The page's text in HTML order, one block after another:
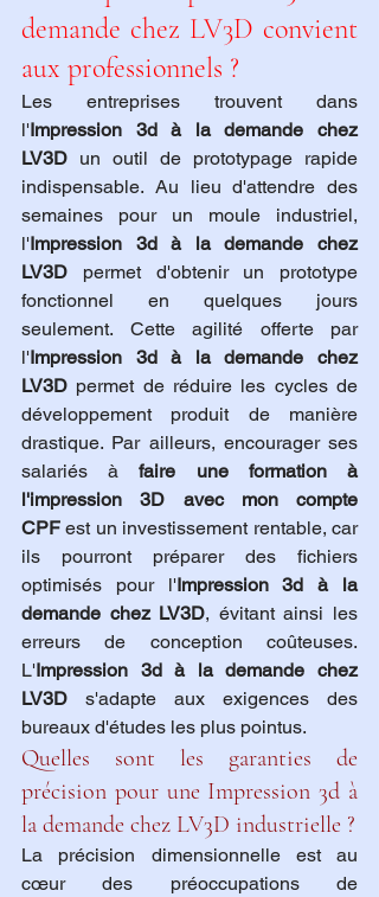
demande chez LV3D convient
aux professionnels ?
Les entreprises trouvent dans
l'Impression 3d à la demande chez
LV3D un outil de prototypage rapide
indispensable. Au lieu d'attendre des
semaines pour un moule industriel,
l'Impression 3d à la demande chez
LV3D permet d'obtenir un prototype
fonctionnel en quelques jours
seulement. Cette agilité offerte par
l'Impression 3d à la demande chez
LV3D permet de réduire les cycles de
développement produit de manière
drastique. Par ailleurs, encourager ses
salariés à faire une formation à
l'impression 3D avec mon compte
CPF est un investissement rentable, car
ils pourront préparer des fichiers
optimisés pour l'Impression 3d à la
demande chez LV3D, évitant ainsi les
erreurs de conception coûteuses.
L'Impression 3d à la demande chez
LV3D s'adapte aux exigences des
bureaux d'études les plus pointus.
Quelles sont les garanties de
précision pour une Impression 3d à
la demande chez LV3D industrielle ?
La précision dimensionnelle est au
cœur des préoccupations de